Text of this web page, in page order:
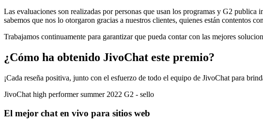
Las evaluaciones son realizadas por personas que usan los programas y G2
sabemos que nos lo otorgaron gracias a nuestros clientes, quienes están contentos
Trabajamos continuamente para garantizar que pueda contar con las mejores
¿Cómo ha obtenido JivoChat este premio?
¡Cada reseña positiva, junto con el esfuerzo de todo el equipo de JivoChat para
JivoChat high performer summer 2022 G2 - sello
El mejor chat en vivo para sitios web